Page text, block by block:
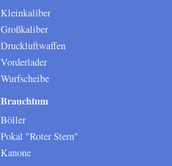
Kleinkaliber
Großkaliber
Druckluftwaffen
Vorderlader
Wurfscheibe
Brauchtum
Böller
Pokal "Roter Stern"
Kanone